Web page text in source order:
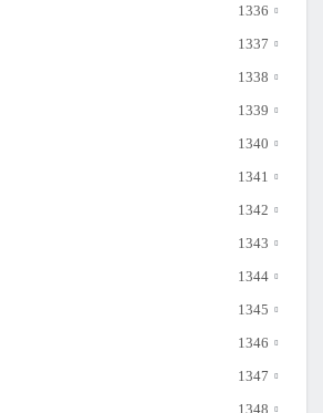
1336
1337
1338
1339
1340
1341
1342
1343
1344
1345
1346
1347
1348